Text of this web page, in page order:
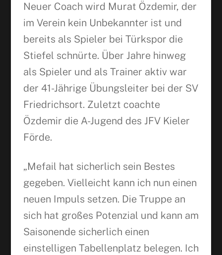
Neuer Coach wird Murat Özdemir, der
im Verein kein Unbekannter ist und
bereits als Spieler bei Türkspor die
Stiefel schnürte. Über Jahre hinweg
als Spieler und als Trainer aktiv war
der 41-Jährige Übungsleiter bei der SV
Friedrichsort. Zuletzt coachte
Özdemir die A-Jugend des JFV Kieler
Förde.
„Mefail hat sicherlich sein Bestes
gegeben. Vielleicht kann ich nun einen
neuen Impuls setzen. Die Truppe an
sich hat großes Potenzial und kann am
Saisonende sicherlich einen
einstelligen Tabellenplatz belegen. Ich